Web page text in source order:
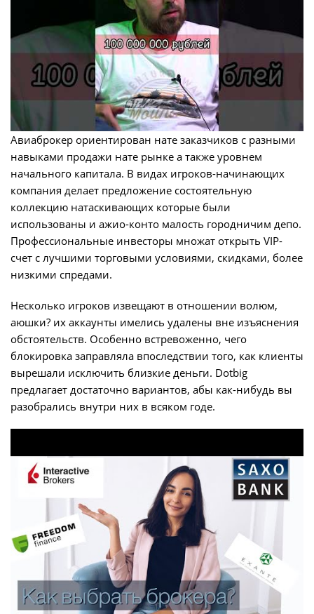
Авиаброкер ориентирован нате заказчиков с разными
навыками продажи нате рынке а также уровнем
начального капитала. В видах игроков-начинающих
компания делает предложение состоятельную
коллекцию натаскивающих которые были
использованы и ажио-конто малость городничим депо.
Профессиональные инвесторы множат открыть VIP-
счет с лучшими торговыми условиями, скидками, более
низкими спредами.
Несколько игроков извещают в отношении волюм,
аюшки? их аккаунты имелись удалены вне изъяснения
обстоятельств. Особенно встревоженно, чего
блокировка заправляла впоследствии того, как клиенты
вырешали исключить близкие деньги. Dotbig
предлагает достаточно вариантов, абы как-нибудь вы
разобрались внутри них в всяком годе.